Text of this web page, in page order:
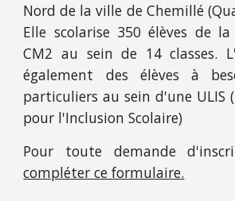
Nord de la ville de Chemillé
Elle scolarise 350 élèves de
CM2 au sein de 14 classes.
également des élèves à
particuliers au sein d'une ULIS
pour l'Inclusion Scolaire)
Pour toute demande
compléter ce formulaire.